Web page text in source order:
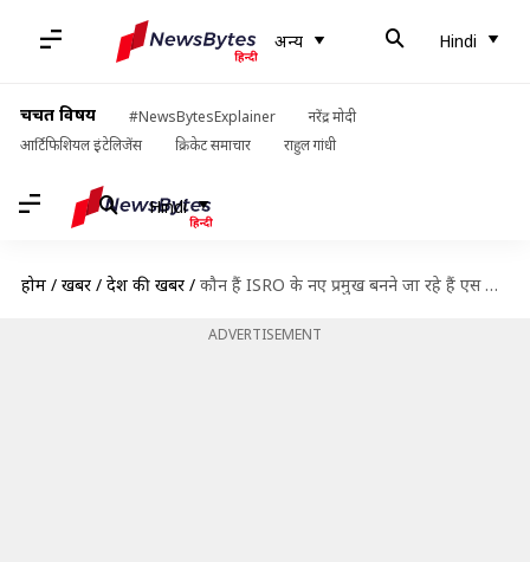
अन्य Hindi
चर्चित विषय #NewsBytesExplainer
नरेंद्र मोदी
आर्टिफिशियल इंटेलिजेंस
क्रिकेट समाचार राहुल गांधी
Hindi
होम / खबरें / देश की खबरें / कौन हैं ISRO के नए प्रमुख बनने जा रहे हैं एस सोमनाथ?
ADVERTISEMENT